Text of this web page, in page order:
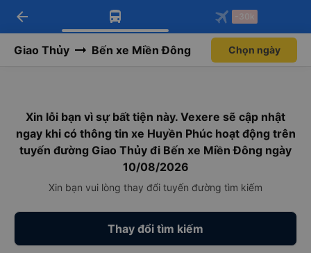
Tải app Vexere ngay!
Nhận ưu đãi thành viên độc
Mở app
Tải app Vexere
-30k/ghế khi đặt vé máy bay qua
Mở app
arrow_back -30k
Giao Thủy Bến xe Miền Đông Chọn ngày
Xin lỗi bạn vì sự bất tiện này. Vexere sẽ cập nhật
ngay khi có thông tin xe Huyền Phúc hoạt động trên
tuyến đường Giao Thủy đi Bến xe Miền Đông ngày
10/08/2026
Xin bạn vui lòng thay đổi tuyến đường tìm kiếm
Thay đổi tìm kiếm